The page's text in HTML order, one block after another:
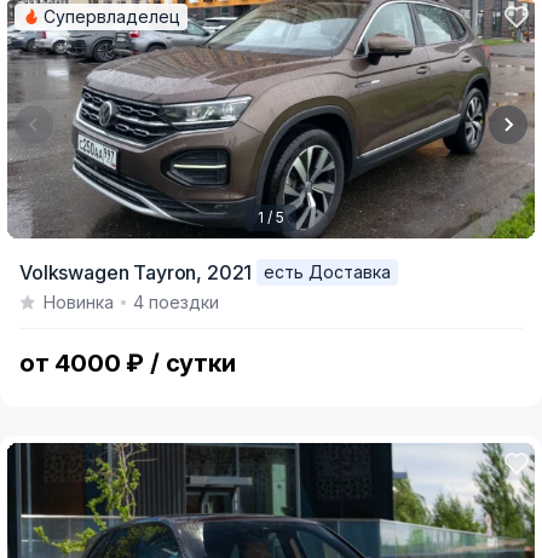
of
Супервладелец
1 / 5
Volkswagen Tayron, 2021
есть Доставка
Новинка
4 поездки
от 4000 ₽ / сутки